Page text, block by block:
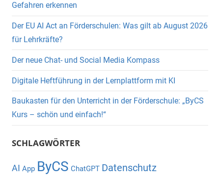
Gefahren erkennen
Der EU AI Act an Förderschulen: Was gilt ab August 2026
für Lehrkräfte?
Der neue Chat- und Social Media Kompass
Digitale Heftführung in der Lernplattform mit KI
Baukasten für den Unterricht in der Förderschule: „ByCS
Kurs – schön und einfach!“
SCHLAGWÖRTER
AI App ByCS ChatGPT Datenschutz